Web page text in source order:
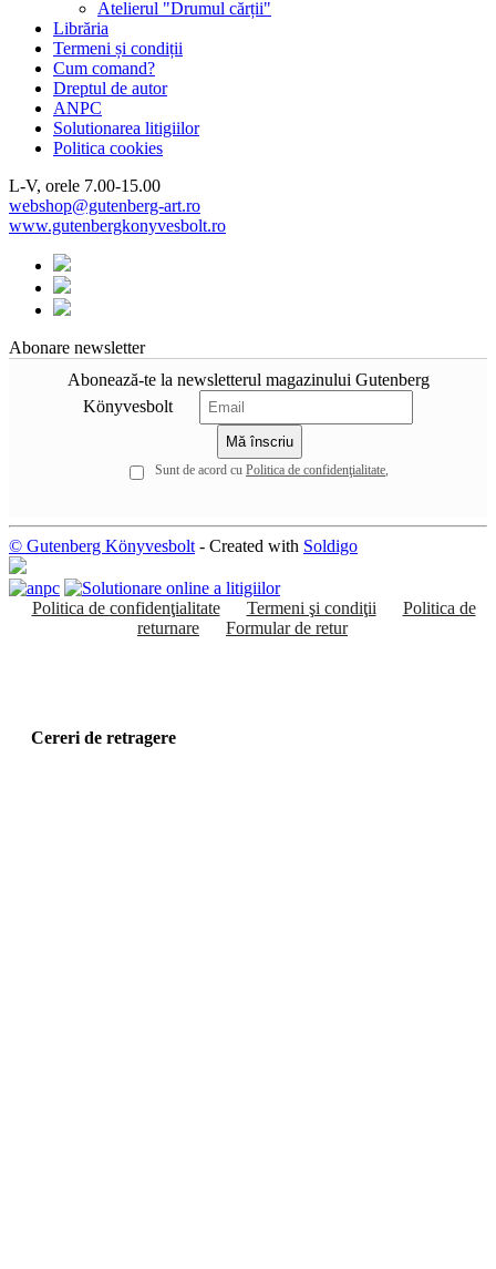
Atelierul "Drumul cărții"
Librăria
Termeni și condiții
Cum comand?
Dreptul de autor
ANPC
Solutionarea litigiilor
Politica cookies
L-V, orele 7.00-15.00
webshop@gutenberg-art.ro
www.gutenbergkonyvesbolt.ro
Abonare newsletter
Abonează-te la newsletterul magazinului Gutenberg
Könyvesbolt
Sunt de acord cu Politica de confidenţialitate
© Gutenberg Könyvesbolt - Created with Soldigo
Politica de confidenţialitate Termeni şi condiţii
Politica de
returnare
Formular de retur
Cereri de retragere